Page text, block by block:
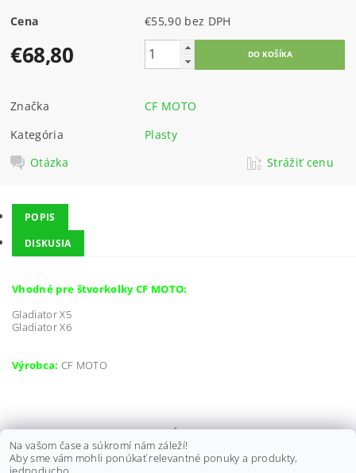
Cena €55,90 bez DPH
€68,80
Značka
CF MOTO
Kategória
Plasty
Otázka
Strážiť cenu
POPIS
DISKUSIA
Vhodné pre štvorkolky CF MOTO:
Gladiator X5
Gladiator X6
Výrobca: CF MOTO
PREDNÁ MASKA SVETIEL CF
MOTO GLADIATOR X850/ X1000
Na vašom čase a súkromí nám záleží!
Aby sme vám mohli ponúkať relevantné ponuky a produkty,